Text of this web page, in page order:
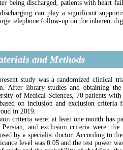
being discharged, patients with heart
can play a significant
telephone follow-up on the inherent
and Methods
study was a randomized clinical
After library studies and obtaining
of Medical Sciences, 70 patients
on inclusion and exclusion criteria
in 2019.
criteria were: at least one month has
Persian; and exclusion criteria were:
by a specialist doctor. According to
level was 0.05 and the test power